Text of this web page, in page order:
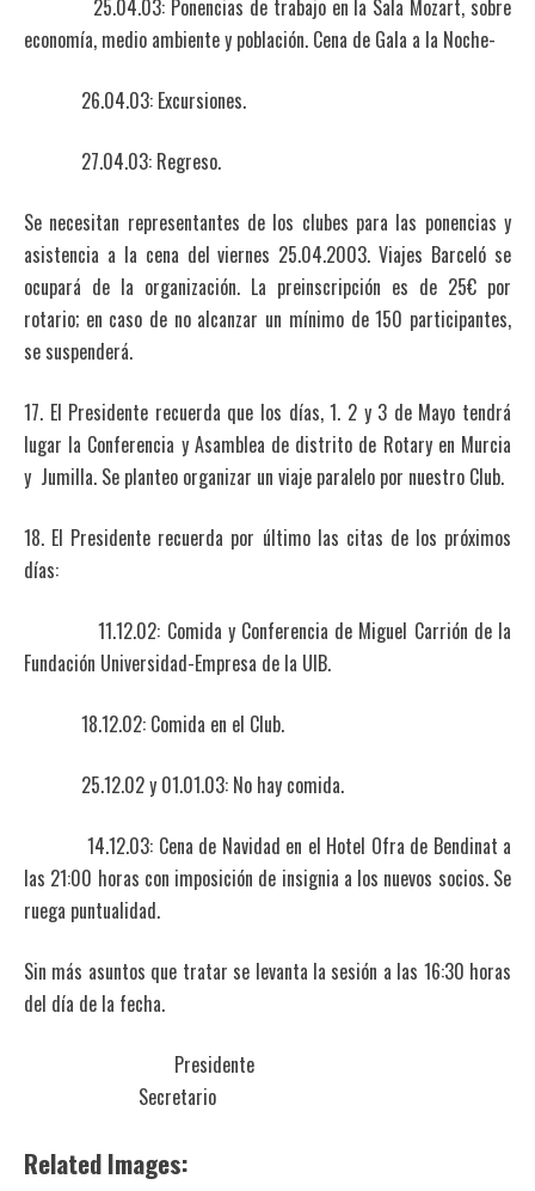
25.04.03: Ponencias de trabajo en la Sala Mozart, sobre
economía, medio ambiente y población. Cena de Gala a la Noche-
26.04.03: Excursiones.
27.04.03: Regreso.
Se necesitan representantes de los clubes para las ponencias y
asistencia a la cena del viernes 25.04.2003. Viajes Barceló se
ocupará de la organización. La preinscripción es de 25€ por
rotario; en caso de no alcanzar un mínimo de 150 participantes,
se suspenderá.
17. El Presidente recuerda que los días, 1. 2 y 3 de Mayo tendrá
lugar la Conferencia y Asamblea de distrito de Rotary en Murcia
y Jumilla. Se planteo organizar un viaje paralelo por nuestro Club.
18. El Presidente recuerda por último las citas de los próximos
días:
11.12.02: Comida y Conferencia de Miguel Carrión de la
Fundación Universidad-Empresa de la UIB.
18.12.02: Comida en el Club.
25.12.02 y 01.01.03: No hay comida.
14.12.03: Cena de Navidad en el Hotel Ofra de Bendinat a
las 21:00 horas con imposición de insignia a los nuevos socios. Se
ruega puntualidad.
Sin más asuntos que tratar se levanta la sesión a las 16:30 horas
del día de la fecha.
Presidente
Secretario
Related Images: